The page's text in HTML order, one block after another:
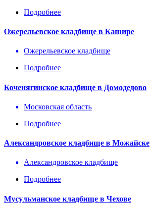
Подробнее
Ожерельевское кладбище в Кашире
Ожерельевское кладбище
Подробнее
Коченягинское кладбище в Домодедово
Московская область
Подробнее
Александровское кладбище в Можайске
Александровское кладбище
Подробнее
Мусульманское кладбище в Чехове